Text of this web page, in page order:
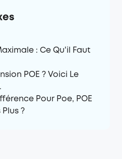
: Ce Qu'il Faut
POE ? Voici Le
Pour Poe, POE
Plus ?